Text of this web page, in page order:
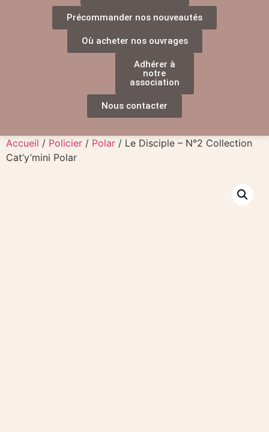
Précommander nos nouveautés
Où acheter nos ouvrages
Adhérer à
notre
association
Nous contacter
Accueil / Policier / Polar / Le Disciple – N°2 Collection
Cat’y’mini Polar